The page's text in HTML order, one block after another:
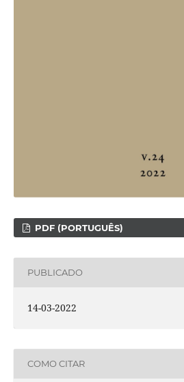
PDF (PORTUGUÊS)
PUBLICADO
14-03-2022
COMO CITAR